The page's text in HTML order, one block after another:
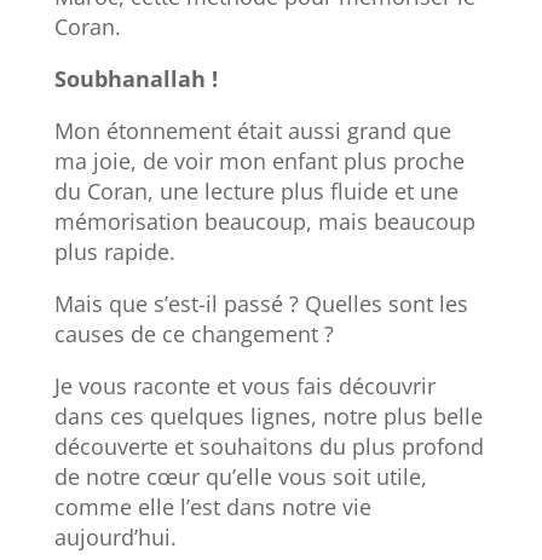
Coran.
Soubhanallah !
Mon étonnement était aussi grand que
ma joie, de voir mon enfant plus proche
du Coran, une lecture plus fluide et une
mémorisation beaucoup, mais beaucoup
plus rapide.
Mais que s’est-il passé ? Quelles sont les
causes de ce changement ?
Je vous raconte et vous fais découvrir
dans ces quelques lignes, notre plus belle
découverte et souhaitons du plus profond
de notre cœur qu’elle vous soit utile,
comme elle l’est dans notre vie
aujourd’hui.